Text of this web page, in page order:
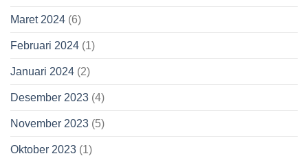
Maret 2024 (6)
Februari 2024 (1)
Januari 2024 (2)
Desember 2023 (4)
November 2023 (5)
Oktober 2023 (1)